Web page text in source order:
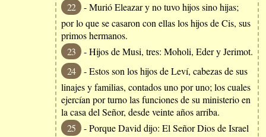
22
- Murió Eleazar y no tuvo hijos sino hijas;
por lo que se casaron con ellas los hijos de Cis, sus
primos hermanos.
23
- Hijos de Musi, tres: Moholi, Eder y Jerimot.
24
- Estos son los hijos de Leví, cabezas de sus
linajes y familias, contados uno por uno; los cuales
ejercían por turno las funciones de su ministerio en
la casa del Señor, desde veinte años arriba.
25
- Porque David dijo: El Señor Dios de Israel